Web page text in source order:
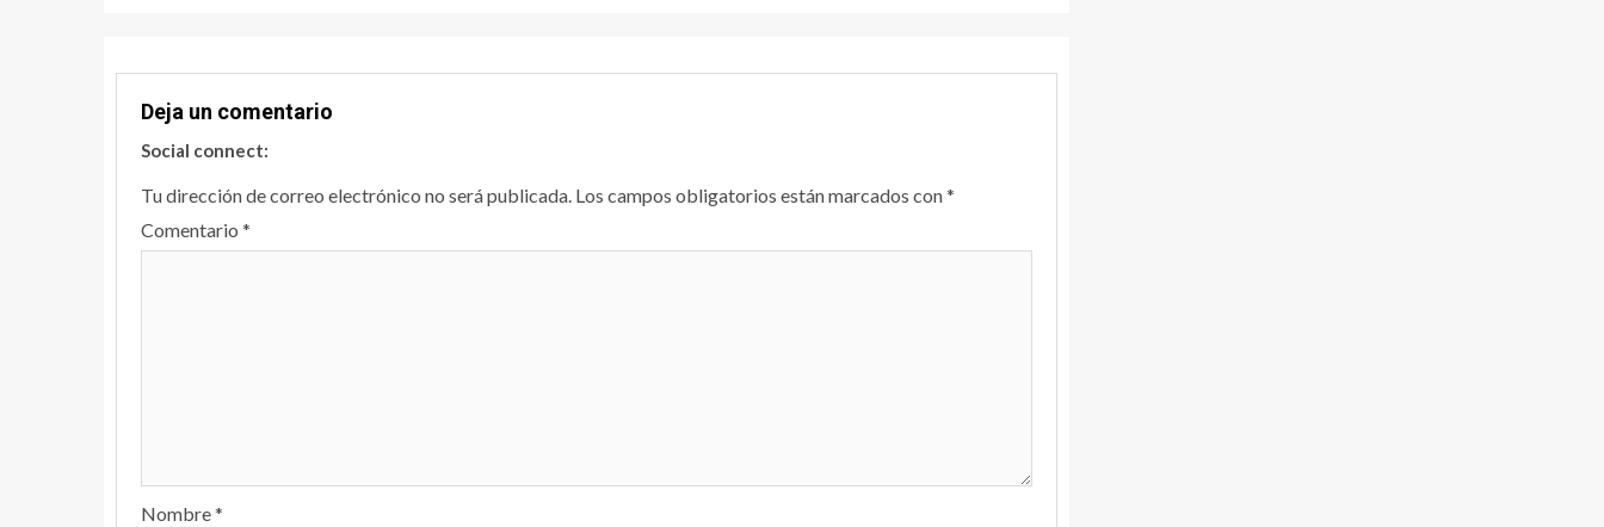
Deja un comentario
Social connect:
Tu dirección de correo electrónico no será publicada. Los campos obligatorios están marcados con*
Comentario *
Nombre*